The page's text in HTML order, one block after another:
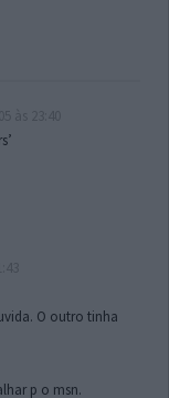
O outro tinha
p o msn.